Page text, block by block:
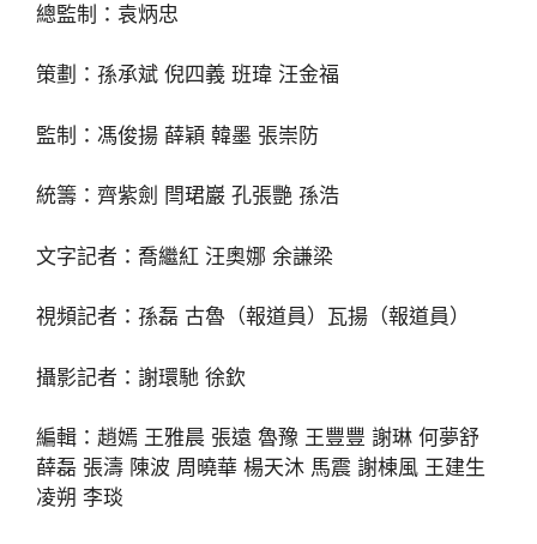
總監制：袁炳忠
策劃：孫承斌 倪四義 班瑋 汪金福
監制：馮俊揚 薛穎 韓墨 張崇防
統籌：齊紫劍 閆珺巖 孔張艷 孫浩
文字記者：喬繼紅 汪奧娜 余謙梁
視頻記者：孫磊 古魯（報道員）瓦揚（報道員）
攝影記者：謝環馳 徐欽
編輯：趙嫣 王雅晨 張遠 魯豫 王豐豐 謝琳 何夢舒
薛磊 張濤 陳波 周曉華 楊天沐 馬震 謝棟風 王建生
凌朔 李琰